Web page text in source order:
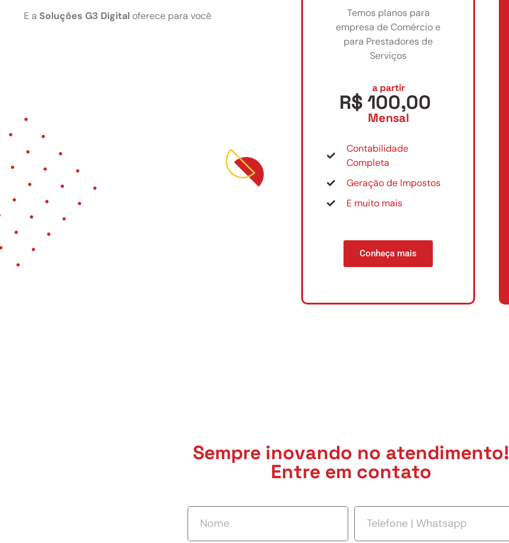
E a Soluções G3 Digital oferece para você
Temos planos para
empresa de Comércio e
para Prestadores de
Serviços
a partir
R$ 100,00
Mensal
Contabilidade
Completa
Geração de Impostos
E muito mais
Conheça mais
Sempre inovando no atendimento!
Entre em contato